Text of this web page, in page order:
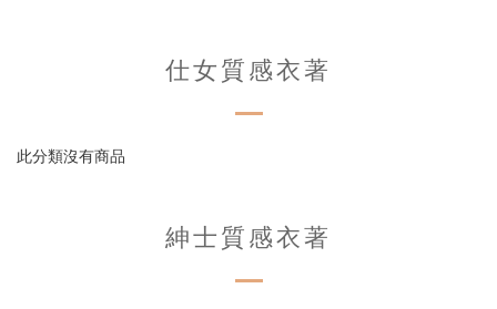
仕女質感衣著
此分類沒有商品
紳士質感衣著